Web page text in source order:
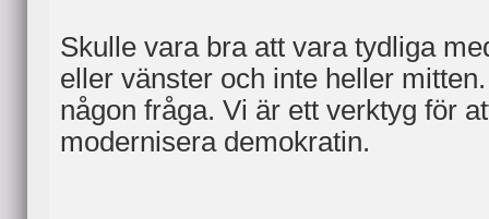
Skulle vara bra att vara tydliga
eller vänster och inte heller
någon fråga. Vi är ett verktyg för
modernisera demokratin.